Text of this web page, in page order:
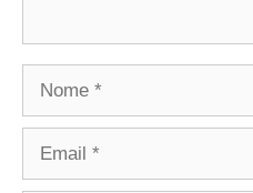
Nome
Email